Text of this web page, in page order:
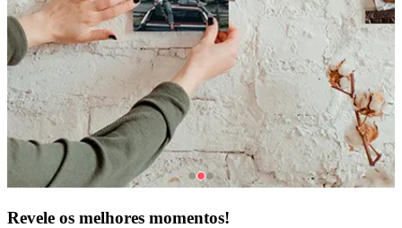
Revele os melhores momentos!